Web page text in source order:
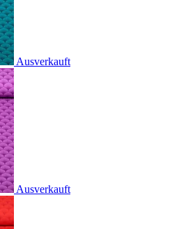
Ausverkauft
Ausverkauft